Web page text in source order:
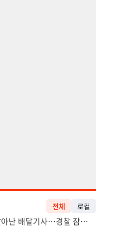
전체 로컬
신호위반 후 달아난 배달기사…경찰 잠복해 잡고보니 ‘반전’